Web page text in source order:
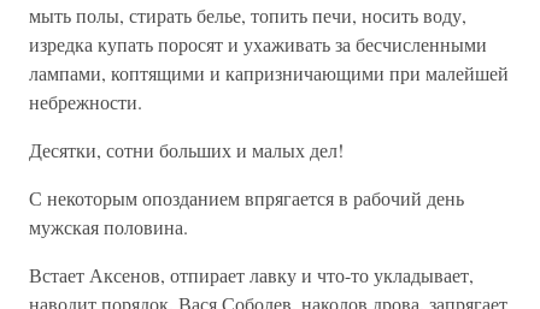
мыть полы, стирать белье, топить печи, носить воду,
изредка купать поросят и ухаживать за бесчисленными
лампами, коптящими и капризничающими при малейшей
небрежности.
Десятки, сотни больших и малых дел!
С некоторым опозданием впрягается в рабочий день
мужская половина.
Встает Аксенов, отпирает лавку и что-то укладывает,
наводит порядок. Вася Соболев, наколов дрова, запрягает